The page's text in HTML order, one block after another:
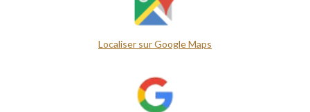
Localiser sur Google Maps